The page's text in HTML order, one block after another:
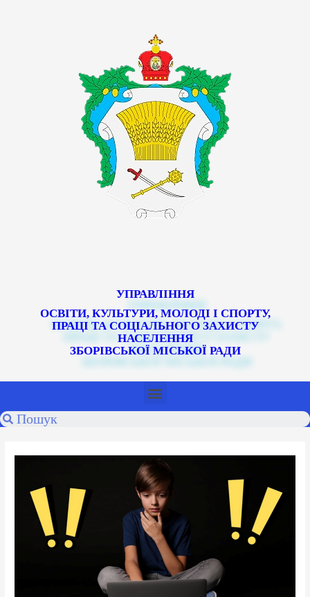
УПРАВЛІННЯ
ОСВІТИ, КУЛЬТУРИ, МОЛОДІ І СПОРТУ,
ПРАЦІ ТА СОЦІАЛЬНОГО ЗАХИСТУ
НАСЕЛЕННЯ
ЗБОРІВСЬКОЇ МІСЬКОЇ РАДИ